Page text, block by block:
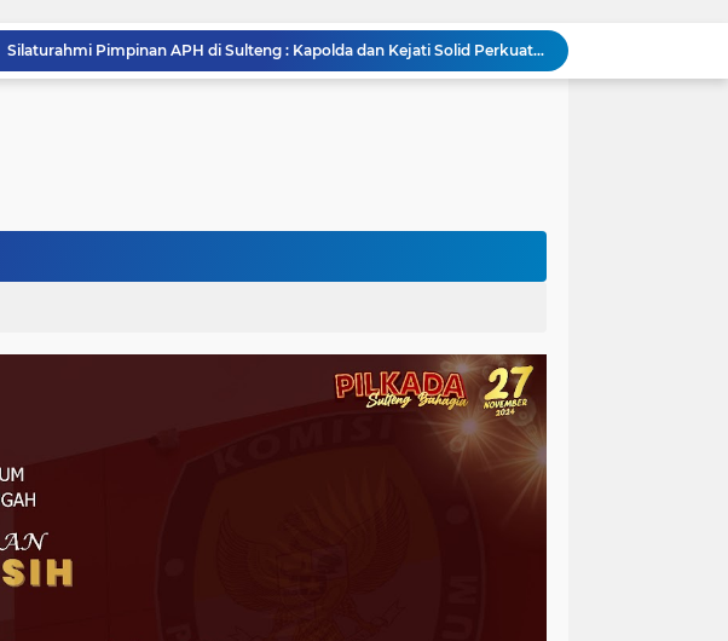
Silaturahmi Pimpinan APH di Sulteng : Kapolda dan Kejati Solid Perkuat Penegakan Hukum DiBumi Tadulako
Sidang Praperadilan, Hakim Tegaskan Penetapan Tersangka Kasus Pencabulan Anak di Buol Sah Secara Hukum
Diduga Korupsi Pajak Tambang: Eks Kepala Bapenda Donggala Jadi Tersangka